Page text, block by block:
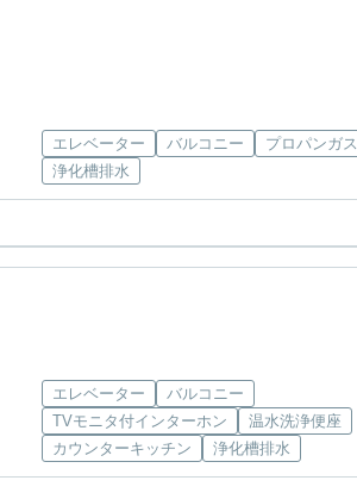
エレベーター バルコニー
プロパンガス
浄化槽排水
エレベーター
バルコニー
TVモニタ付インターホン
温水洗浄便座
カウンターキッチン
浄化槽排水